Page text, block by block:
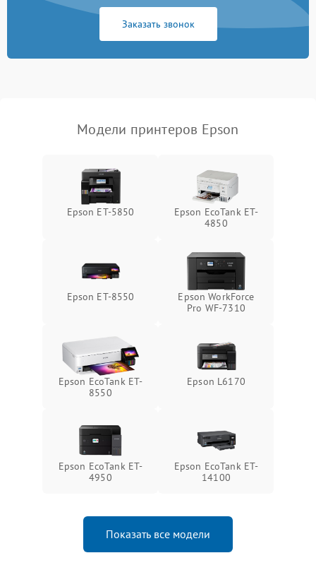
Заказать звонок
Модели принтеров Epson
Epson ET-5850
Epson EcoTank ET-
4850
Epson ET-8550
Epson WorkForce
Pro WF-7310
Epson EcoTank ET-
8550
Epson L6170
Epson EcoTank ET-
4950
Epson EcoTank ET-
14100
Показать все модели